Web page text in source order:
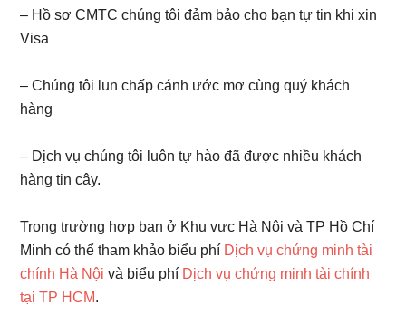
– Hồ sơ CMTC chúng tôi đảm bảo cho bạn tự tin khi xin
Visa
– Chúng tôi lun chấp cánh ước mơ cùng quý khách
hàng
– Dịch vụ chúng tôi luôn tự hào đã được nhiều khách
hàng tin cậy.
Trong trường hợp bạn ở Khu vực Hà Nội và TP Hồ Chí
Minh có thể tham khảo biểu phí Dịch vụ chứng minh tài
chính Hà Nội và biểu phí Dịch vụ chứng minh tài chính
tại TP HCM.